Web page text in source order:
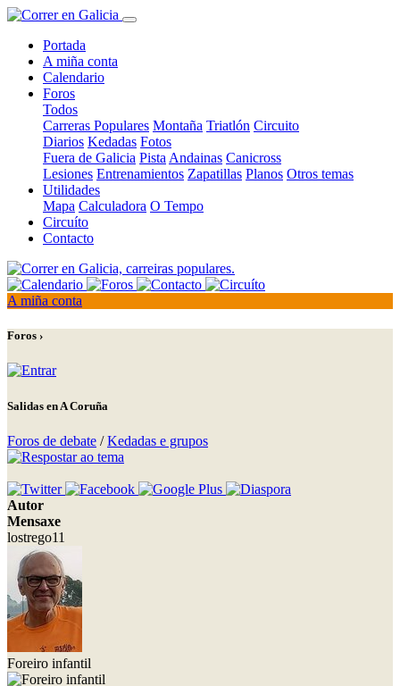
Portada
A miña conta
Calendario
Foros
Todos
Carreras Populares Montaña Triatlón Circuito
Diarios Kedadas Fotos
Fuera de Galicia Pista Andainas Canicross
Lesiones Entrenamientos Zapatillas Planos Otros temas
Utilidades
Mapa Calculadora O Tempo
Circuíto
Contacto
A miña conta
Foros ›
Salidas en A Coruña
Foros de debate /Kedadas e grupos
Autor
Mensaxe
lostrego11
Foreiro infantil